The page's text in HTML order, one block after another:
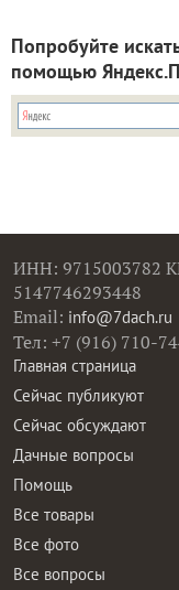
Попробуйте
помощью
ИНН: 9715003782
5147746293448
Email: info@7dach.ru
Тел: +7 (916) 710-
Главная страница
Сейчас публикуют
Сейчас обсуждают
Дачные вопросы
Помощь
Все товары
Все фото
Все вопросы